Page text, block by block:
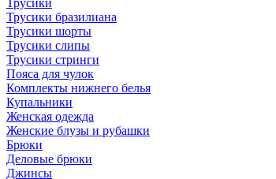
Трусики
Трусики бразилиана
Трусики шорты
Трусики слипы
Трусики стринги
Пояса для чулок
Комплекты нижнего белья
Купальники
Женская одежда
Женские блузы и рубашки
Брюки
Деловые брюки
Джинсы